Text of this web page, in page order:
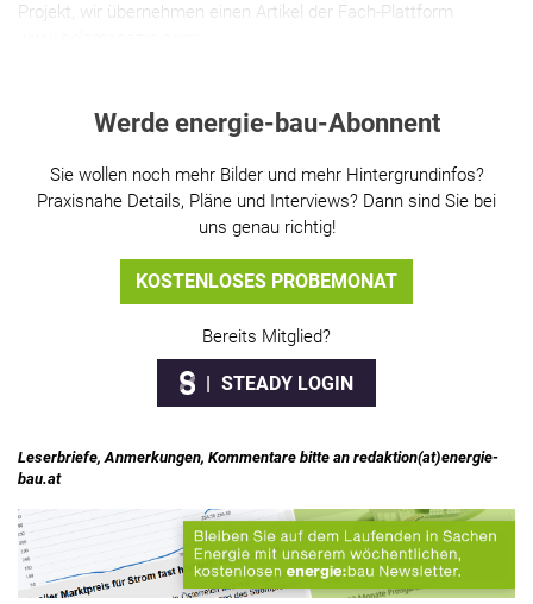
Projekt, wir übernehmen einen Artikel der Fach-Plattform
Werde energie-bau-Abonnent
Sie wollen noch mehr Bilder und mehr Hintergrundinfos?
Praxisnahe Details, Pläne und Interviews? Dann sind Sie bei
uns genau richtig!
KOSTENLOSES PROBEMONAT
Bereits Mitglied?
STEADY LOGIN
Leserbriefe, Anmerkungen, Kommentare bitte an redaktion(at)energie-
bau.at